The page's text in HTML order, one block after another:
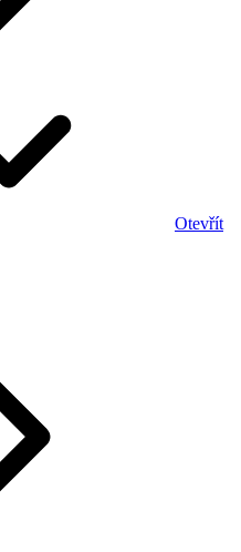
Otevřít